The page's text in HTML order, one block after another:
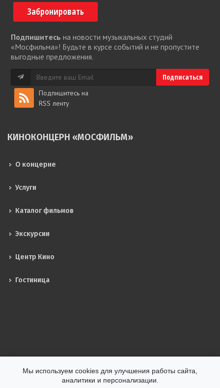
Забронировать
Подпишитесь на новости музыкальных студий
«Мосфильма»! Будьте в курсе событий и не пропустите
выгодные предложения.
Подпишитесь на
RSS ленту
КИНОКОНЦЕРН «МОСФИЛЬМ»
О концерне
Услуги
Каталог фильмов
Экскурсии
Центр Кино
Гостиница
ФГУП "Киноконцерн "Мосфильм" © 2026 Все права защищены
Мы используем cookies для улучшения работы сайта,
аналитики и персонализации.